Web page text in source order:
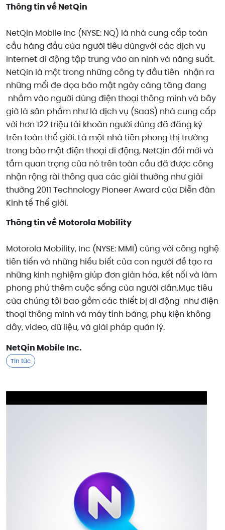
Thông tin vềNetQin
NetQin Mobile Inc (NYSE: NQ) là nhà cung cấp toàn
cầu hàng đầu của người tiêu dùngvới các dịch vụ
Internet di động tập trung vào an ninh và năng suất.
NetQin là một trong những công ty đầu tiên nhận ra
những mối đe dọa bảo mật ngày càng tăng đang
nhắm vào người dùng điện thoại thông minh và bây
giờ là sản phẩm như là dịch vụ (SaaS) nhà cung cấp
với hơn 122 triệu tài khoản người dùng đã đăng ký
trên toàn thế giới. Là một nhà tiên phong thị trường
trong bảo mật điện thoại di động, NetQin đổi mới và
tầm quan trọng của nó trên toàn cầu đã được công
nhận rộng rãi thông qua các giải thưởng như giải
thưởng 2011 Technology Pioneer Award của Diễn đàn
Kinh tế Thế giới.
Thông tin về Motorola Mobility
Motorola Mobility, Inc (NYSE: MMI) cùng với công nghệ
tiên tiến và những hiểu biết của con người để tạo ra
những kinh nghiệm giúp đơn giản hóa, kết nối và làm
phong phú thêm cuộc sống của người dân.Mục tiêu
của chúng tôi bao gồm các thiết bị di động như điện
thoại thông minh và máy tính bảng, phụ kiện không
dây, video, dữ liệu, và giải pháp quản lý.
NetQin Mobile Inc.
Tin tức